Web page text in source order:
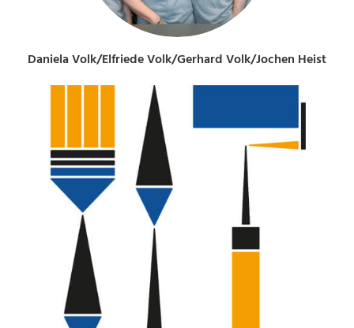
Daniela Volk/Elfriede Volk/Gerhard Volk/Jochen Heist